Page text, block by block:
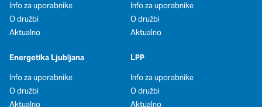
Info za uporabnike
O družbi
Aktualno
Energetika Ljubljana
Info za uporabnike
O družbi
Aktualno
Info za uporabnike
O družbi
Aktualno
LPP
Info za uporabnike
O družbi
Aktualno